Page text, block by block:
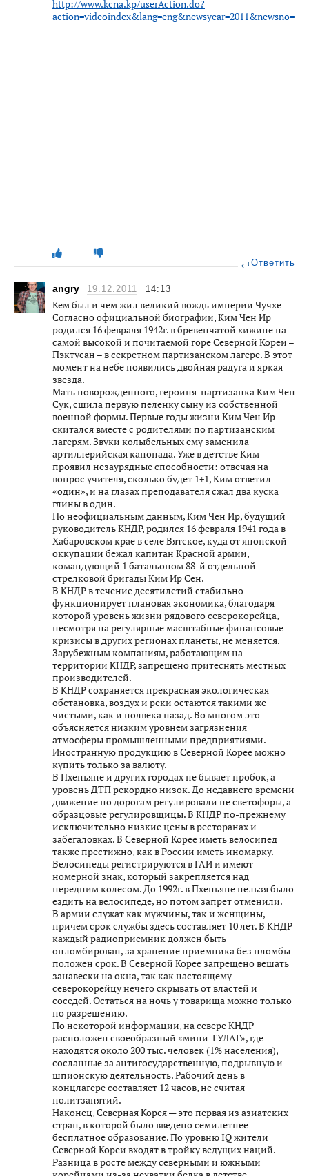
http://www.kcna.kp/userAction.do?
Ответить
angry 19.12.2011 14:13
Кем был и чем жил великий вождь империи Чучхе
Согласно официальной биографии, Ким Чен Ир
родился 16 февраля 1942г. в бревенчатой хижине на
самой высокой и почитаемой горе Северной Кореи –
Пэктусан – в секретном партизанском лагере. В этот
момент на небе появились двойная радуга и яркая
звезда.
Мать новорожденного, героиня-партизанка Ким Чен
Сук, сшила первую пеленку сыну из собственной
военной формы. Первые годы жизни Ким Чен Ир
скитался вместе с родителями по партизанским
лагерям. Звуки колыбельных ему заменила
артиллерийская канонада. Уже в детстве Ким
проявил незаурядные способности: отвечая на
вопрос учителя, сколько будет 1+1, Ким ответил
«один», и на глазах преподавателя сжал два куска
глины в один.
По неофициальным данным, Ким Чен Ир, будущий
руководитель КНДР, родился 16 февраля 1941 года в
Хабаровском крае в селе Вятское, куда от японской
оккупации бежал капитан Красной армии,
командующий 1 батальоном 88-й отдельной
стрелковой бригады Ким Ир Сен.
В КНДР в течение десятилетий стабильно
функционирует плановая экономика, благодаря
которой уровень жизни рядового северокорейца,
несмотря на регулярные масштабные финансовые
кризисы в других регионах планеты, не меняется.
Зарубежным компаниям, работающим на
территории КНДР, запрещено притеснять местных
производителей.
В КНДР сохраняется прекрасная экологическая
обстановка, воздух и реки остаются такими же
чистыми, как и полвека назад. Во многом это
объясняется низким уровнем загрязнения
атмосферы промышленными предприятиями.
Иностранную продукцию в Северной Корее можно
купить только за валюту.
В Пхеньяне и других городах не бывает пробок, а
уровень ДТП рекордно низок. До недавнего времени
движение по дорогам регулировали не светофоры, а
образцовые регулировщицы. В КНДР по-прежнему
исключительно низкие цены в ресторанах и
забегаловках. В Северной Корее иметь велосипед
также престижно, как в России иметь иномарку.
Велосипеды регистрируются в ГАИ и имеют
номерной знак, который закрепляется над
передним колесом. До 1992г. в Пхеньяне нельзя было
ездить на велосипеде, но потом запрет отменили.
В армии служат как мужчины, так и женщины,
причем срок службы здесь составляет 10 лет. В КНДР
каждый радиоприемник должен быть
опломбирован, за хранение приемника без пломбы
положен срок. В Северной Корее запрещено вешать
занавески на окна, так как настоящему
северокорейцу нечего скрывать от властей и
соседей. Остаться на ночь у товарища можно только
по разрешению.
По некоторой информации, на севере КНДР
расположен своеобразный «мини-ГУЛАГ», где
находятся около 200 тыс. человек (1% населения),
сосланные за антигосударственную, подрывную и
шпионскую деятельность. Рабочий день в
концлагере составляет 12 часов, не считая
политзанятий.
Наконец, Северная Корея — это первая из азиатских
стран, в которой было введено семилетнее
бесплатное образование. По уровню IQ жители
Северной Кореи входят в тройку ведущих наций.
Разница в росте между северными и южными